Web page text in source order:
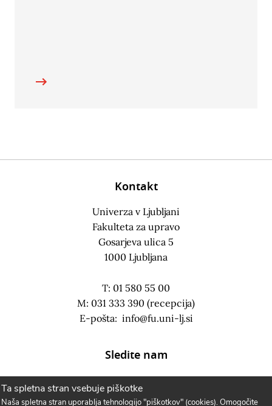
Ta spletna stran vsebuje piškotke
Naša spletna stran uporablja tehnologijo "piškotkov" (cookies). Omogočite
Kontakt
Univerza v Ljubljani
Fakulteta za upravo
Gosarjeva ulica 5
1000 Ljubljana
T: 01 580 55 00
M: 031 333 390 (recepcija)
E-pošta: info@fu.uni-lj.si
Sledite nam